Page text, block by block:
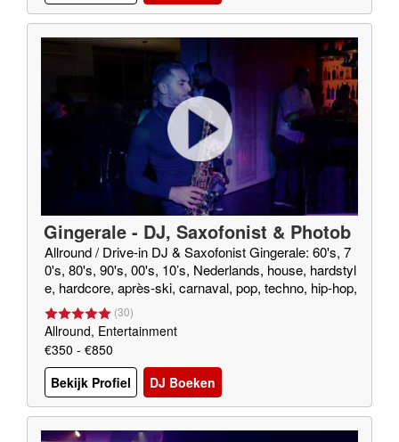
Gingerale - DJ, Saxofonist & Photob
ooth!
Allround / Drive-in DJ & Saxofonist Gingerale: 60's, 7
0's, 80's, 90's, 00's, 10’s, Nederlands, house, hardstyl
e, hardcore, après-ski, carnaval, pop, techno, hip-hop,
R&B, blues, gospel, (smooth) jazz, rock, rock&roll, twi
st, foute muziek, top 40 etc.
(30)
Allround, Entertainment
€350 - €850
Bekijk Profiel
DJ Boeken